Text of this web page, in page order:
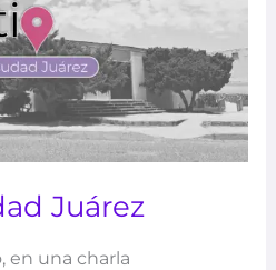
Juárez
en una charla